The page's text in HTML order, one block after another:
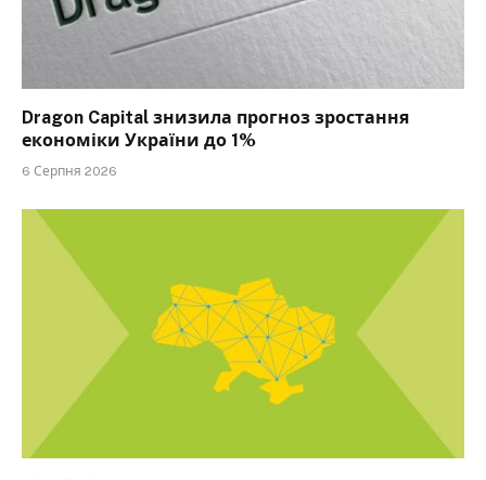
Dragon Capital знизила прогноз зростання
економіки України до 1%
6 Серпня 2026